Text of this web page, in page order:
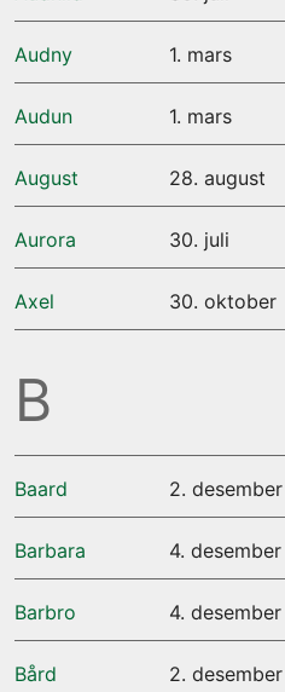
Audny 1. mars
Audun 1. mars
August 28. august
Aurora 30. juli
Axel 30. oktober
B
Baard 2. desember
Barbara 4. desember
Barbro 4. desember
Bård 2. desember